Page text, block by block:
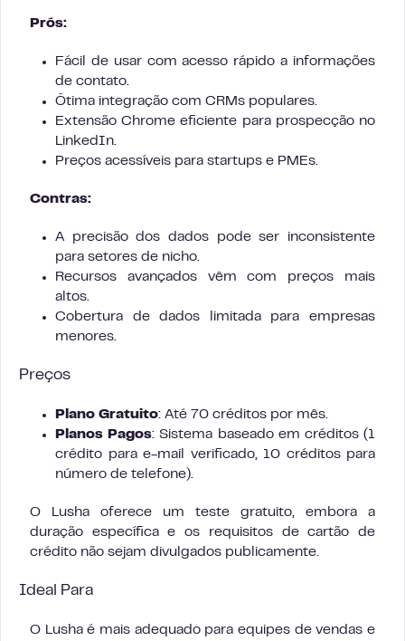
Prós:
Fácil de usar com acesso rápido a informações
de contato.
Ótima integração com CRMs populares.
Extensão Chrome eficiente para prospecção no
LinkedIn.
Preços acessíveis para startups e PMEs.
Contras:
A precisão dos dados pode ser inconsistente
para setores de nicho.
Recursos avançados vêm com preços mais
altos.
Cobertura de dados limitada para empresas
menores.
Preços
Plano Gratuito: Até 70 créditos por mês.
Planos Pagos: Sistema baseado em créditos (1
crédito para e-mail verificado, 10 créditos para
número de telefone).
O Lusha oferece um teste gratuito, embora a
duração específica e os requisitos de cartão de
crédito não sejam divulgados publicamente.
Ideal Para
O Lusha é mais adequado para equipes de vendas e